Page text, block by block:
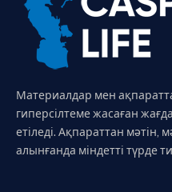
Материалдар мен
гиперсілтеме жасаған
етіледі. Ақпараттан мәтін,
алынғанда міндетті түрде